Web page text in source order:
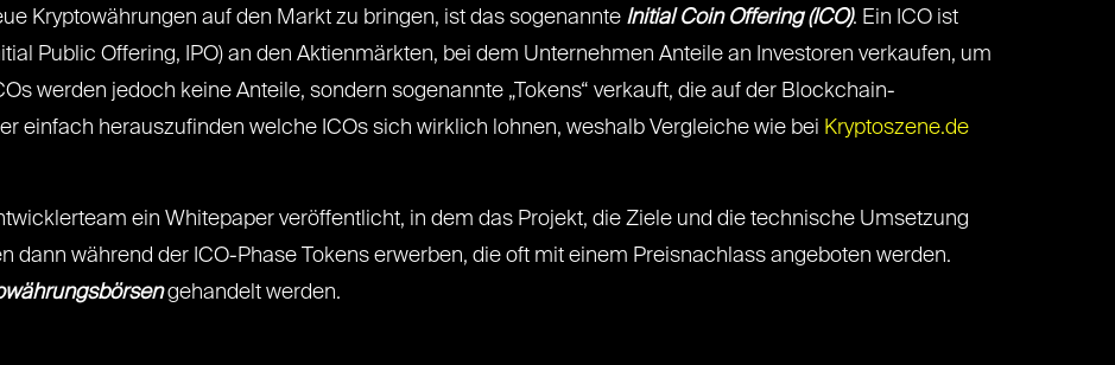
Kryptowährungen auf den Markt zu bringen, ist das sogenannte Initial Coin Offering (ICO). Ein ICO ist
Public Offering, IPO) an den Aktienmärkten, bei dem Unternehmen Anteile an Investoren verkaufen, um
werden jedoch keine Anteile, sondern sogenannte „Tokens“ verkauft, die auf der Blockchain-
einfach herauszufinden welche ICOs sich wirklich lohnen, weshalb Vergleiche wie bei Kryptoszene.de
ein Whitepaper veröffentlicht, in dem das Projekt, die Ziele und die technische Umsetzung
dann während der ICO-Phase Tokens erwerben, die oft mit einem Preisnachlass angeboten werden.
gehandelt werden.